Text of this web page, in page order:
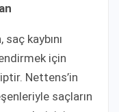
kaybını
için
Nettens’in
saçların